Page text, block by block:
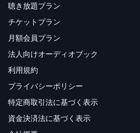
聴き放題プラン
チケットプラン
月額会員プラン
法人向けオーディオブック
利用規約
プライバシーポリシー
特定商取引法に基づく表示
資金決済法に基づく表示